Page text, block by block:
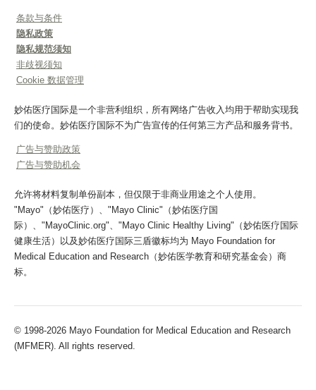
条款与条件
隐私政策
隐私规范须知
非歧视须知
Cookie 数据管理
妙佑医疗国际是一个非营利组织，所有网络广告收入均用于帮助实现我
们的使命。妙佑医疗国际不为广告宣传的任何第三方产品和服务背书。
广告与赞助政策
广告与赞助机会
允许将材料复制单份副本，但仅限于非商业用途之个人使用。
"Mayo"（妙佑医疗）、"Mayo Clinic"（妙佑医疗国
际）、"MayoClinic.org"、"Mayo Clinic Healthy Living"（妙佑医疗国际
健康生活）以及妙佑医疗国际三盾徽标均为 Mayo Foundation for
Medical Education and Research（妙佑医学教育和研究基金会）商
标。
© 1998-2026 Mayo Foundation for Medical Education and Research
(MFMER). All rights reserved.